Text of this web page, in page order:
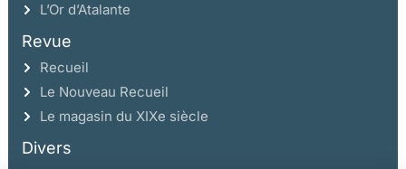
L’Or d’Atalante
Revue
Recueil
Le Nouveau Recueil
Le magasin du XIXe siècle
Divers